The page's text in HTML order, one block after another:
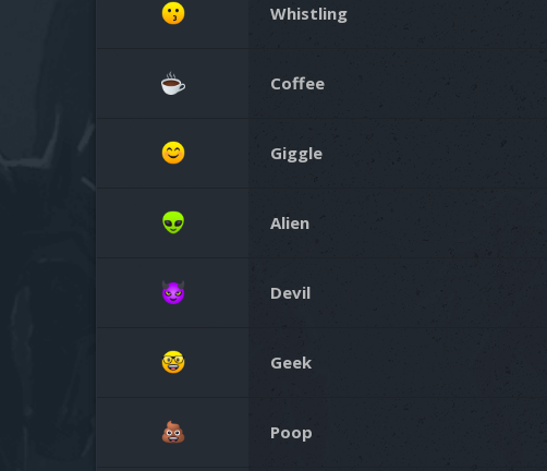
Whistling
Coffee
Giggle
Alien
Devil
Geek
Poop